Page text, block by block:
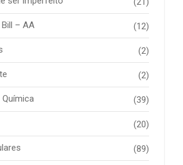
– AA (12)
(2)
(2)
Química (39)
(20)
(89)